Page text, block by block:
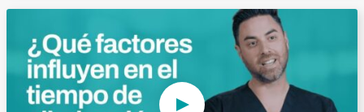
Reproducir vídeo